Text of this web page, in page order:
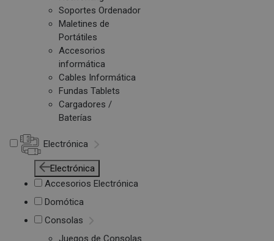
Soportes Ordenador
Maletines de
Portátiles
Accesorios
informática
Cables Informática
Fundas Tablets
Cargadores /
Baterías
Electrónica
Electrónica
Accesorios Electrónica
Domótica
Consolas
Juegos de Consolas